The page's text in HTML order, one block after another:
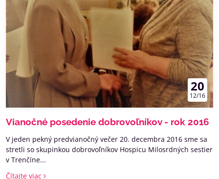
20
12/16
Vianočné posedenie dobrovoľníkov - rok 2016
V jeden pekný predvianočný večer 20. decembra 2016 sme sa
stretli so skupinkou dobrovoľníkov Hospicu Milosrdných sestier
v Trenčíne...
Čítajte viac